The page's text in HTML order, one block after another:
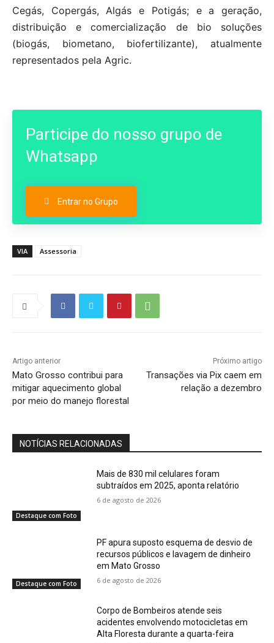
Cegás, Copergás, Algás e Potigás; e a geração,
distribuição e comercialização de bio soluções
(biogás, biometano, biofertilizante), atualmente
representados pela Agric.
Participe do nosso grupo de
Whatsapp
Entrar no Grupo
VIA Assessoria
Artigo anterior
Mato Grosso contribui para
mitigar aquecimento global
por meio do manejo florestal
Próximo artigo
Transações via Pix caem em
relação a dezembro
NOTÍCIAS RELACIONADAS
Destaque com Foto
Mais de 830 mil celulares foram
subtraídos em 2025, aponta relatório
6 de agosto de 2026
Destaque com Foto
PF apura suposto esquema de desvio de
recursos públicos e lavagem de dinheiro
em Mato Grosso
6 de agosto de 2026
Corpo de Bombeiros atende seis
acidentes envolvendo motocicletas em
Alta Floresta durante a quarta-feira